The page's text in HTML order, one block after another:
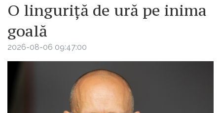
O linguriță de ură pe inima
goală
2026-08-06 09:47:00